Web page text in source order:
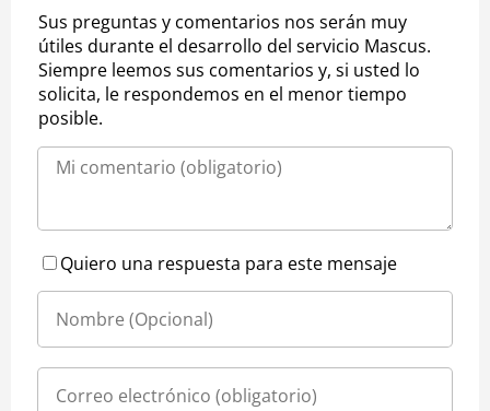
Sus preguntas y comentarios nos serán muy
útiles durante el desarrollo del servicio Mascus.
Siempre leemos sus comentarios y, si usted lo
solicita, le respondemos en el menor tiempo
posible.
Quiero una respuesta para este mensaje